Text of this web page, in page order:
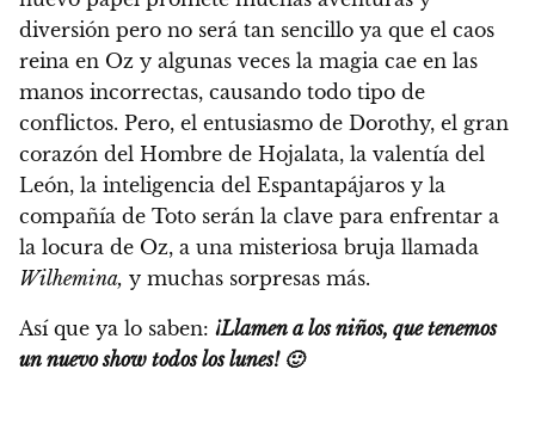
diversión pero no será tan sencillo ya que el caos
reina en Oz y algunas veces la magia cae en las
manos incorrectas, causando todo tipo de
conflictos. Pero, el entusiasmo de Dorothy, el gran
corazón del Hombre de Hojalata, la valentía del
León, la inteligencia del Espantapájaros y la
compañía de Toto serán la clave para enfrentar a
la locura de Oz, a una misteriosa bruja llamada
Wilhemina, y muchas sorpresas más.
Así que ya lo saben: ¡Llamen a los niños, que tenemos
un nuevo show todos los lunes! 🙂